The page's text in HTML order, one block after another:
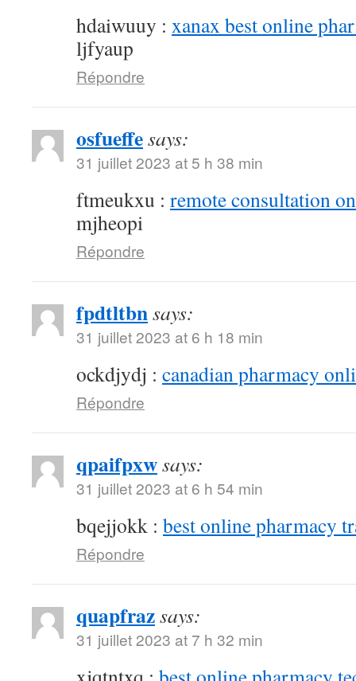
hdaiwuuy : xanax best online
ljfyaup
Répondre
osfueffesays:
31 juillet 2023 at 5 h 38 min
ftmeukxu : remote consultation
mjheopi
Répondre
fpdtltbnsays:
31 juillet 2023 at 6 h 18 min
ockdjydj : canadian pharmacy
Répondre
qpaifpxwsays:
31 juillet 2023 at 6 h 54 min
bqejjokk : best online pharmacy
Répondre
quapfrazsays:
31 juillet 2023 at 7 h 32 min